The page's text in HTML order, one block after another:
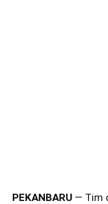
PEKANBARU — Tim